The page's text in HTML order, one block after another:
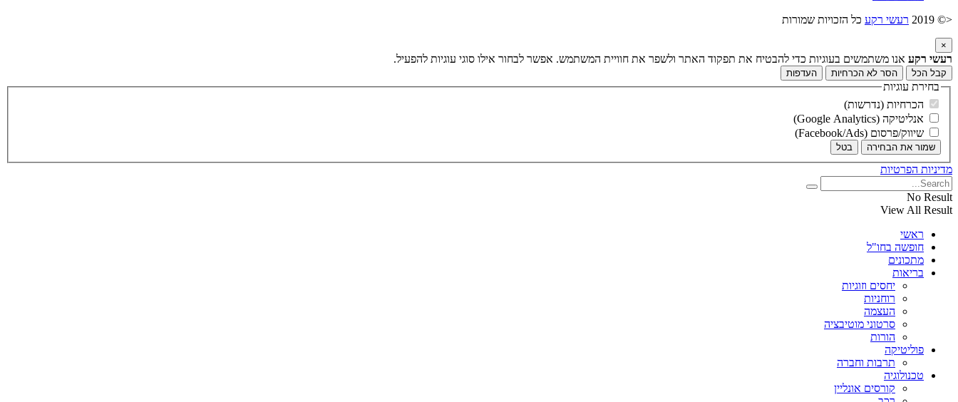
<© 2019
רעשי רקע כל הזכויות שמורות
×
רעשי רקע אנו משתמשים בעוגיות כדי להבטיח את תפקוד האתר ולשפר את חוויית המשתמש. אפשר לבחור אילו סוגי עוגיות להפעיל.
קבל הכל הסר לא הכרחיות העדפות
בחירת עוגיות
הכרחיות (נדרשות)
אנליטיקה (Google Analytics)
שיווק/פרסום (Facebook/Ads)
שמור את הבחירה בטל
מדיניות הפרטיות
No Result
View All Result
ראשי
חופשה בחו"ל
מתכונים
בריאות
יחסים וזוגיות
רוחניות
העצמה
סרטוני מוטיבציה
הורות
פוליטיקה
תרבות וחברה
טכנולוגיה
קורסים אונליין